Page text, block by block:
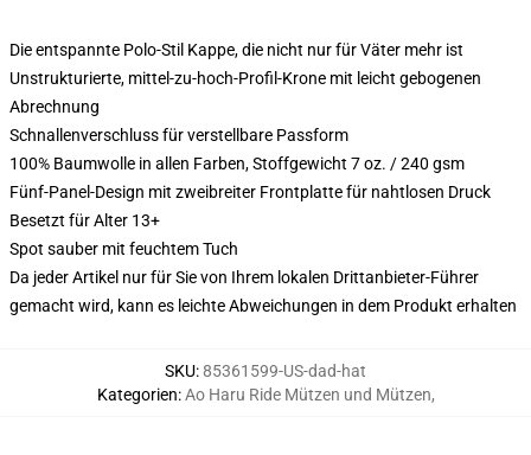
Die entspannte Polo-Stil Kappe, die nicht nur für Väter mehr ist
Unstrukturierte, mittel-zu-hoch-Profil-Krone mit leicht gebogenen
Abrechnung
Schnallenverschluss für verstellbare Passform
100% Baumwolle in allen Farben, Stoffgewicht 7 oz. / 240 gsm
Fünf-Panel-Design mit zweibreiter Frontplatte für nahtlosen Druck
Besetzt für Alter 13+
Spot sauber mit feuchtem Tuch
Da jeder Artikel nur für Sie von Ihrem lokalen Drittanbieter-Führer
gemacht wird, kann es leichte Abweichungen in dem Produkt erhalten
SKU:85361599-US-dad-hat
Kategorien:Ao Haru Ride Mützen und Mützen,